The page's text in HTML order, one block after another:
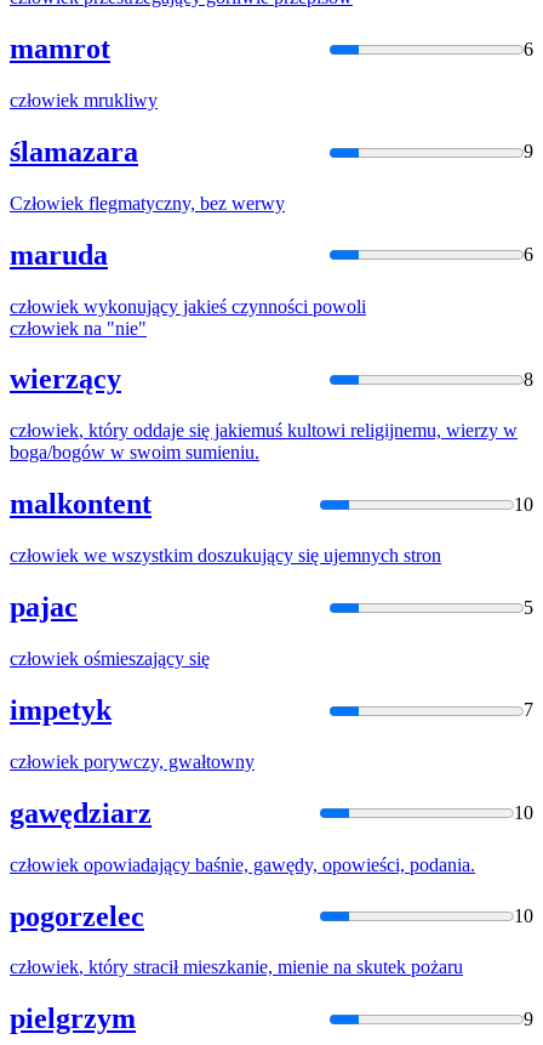
mamrot 6
człowiek mrukliwy
ślamazara 9
Człowiek flegmatyczny, bez werwy
maruda 6
człowiek wykonujący jakieś czynności powoli
człowiek na "nie"
wierzący 8
człowiek, który oddaje się jakiemuś kultowi religijnemu, wierzy w
boga/bogów w swoim sumieniu.
malkontent 10
człowiek we wszystkim doszukujący się ujemnych stron
pajac 5
człowiek ośmieszający się
impetyk 7
człowiek porywczy, gwałtowny
gawędziarz 10
człowiek opowiadający baśnie, gawędy, opowieści, podania.
pogorzelec 10
człowiek, który stracił mieszkanie, mienie na skutek pożaru
pielgrzym 9